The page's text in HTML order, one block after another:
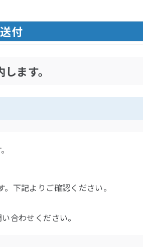
付
ます。
下記よりご確認ください。
合わせください。